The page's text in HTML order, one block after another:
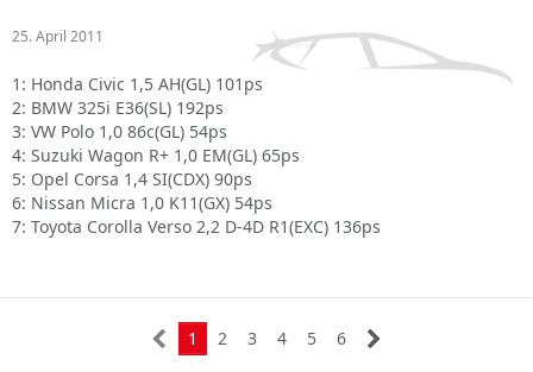
25. April 2011
1: Honda Civic 1,5 AH(GL) 101ps
2: BMW 325i E36(SL) 192ps
3: VW Polo 1,0 86c(GL) 54ps
4: Suzuki Wagon R+ 1,0 EM(GL) 65ps
5: Opel Corsa 1,4 SI(CDX) 90ps
6: Nissan Micra 1,0 K11(GX) 54ps
7: Toyota Corolla Verso 2,2 D-4D R1(EXC) 136ps
1 2 3 4 5 6